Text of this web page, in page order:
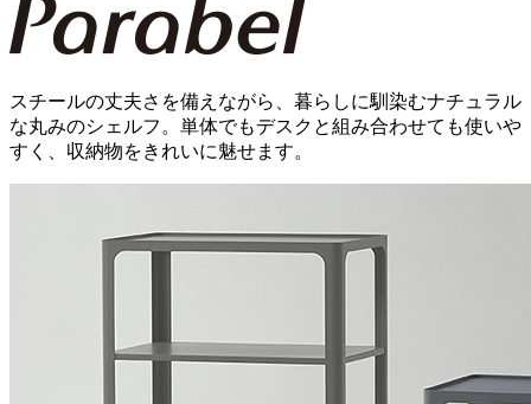
スチールの丈夫さを備えながら、暮らしに馴染むナチュラル
な丸みのシェルフ。単体でもデスクと組み合わせても使いや
すく、収納物をきれいに魅せます。